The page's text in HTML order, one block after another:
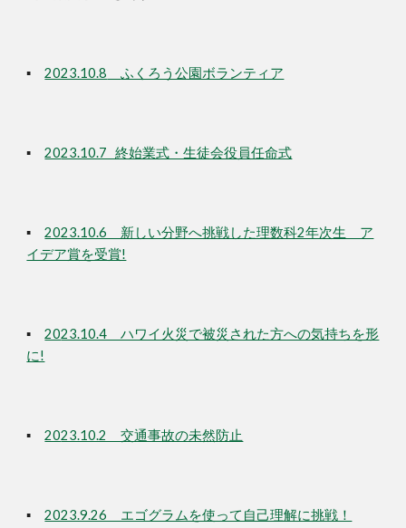
▪2023.10.8 ふくろう公園ボランティア
▪2023.10.7 終始業式・生徒会役員任命式
▪2023.10.6 新しい分野へ挑戦した理数科2年次生 ア
イデア賞を受賞!
▪2023.10.4 ハワイ火災で被災された方への気持ちを形
に!
▪2023.10.2 交通事故の未然防止
▪2023.9.26 エゴグラムを使って自己理解に挑戦！